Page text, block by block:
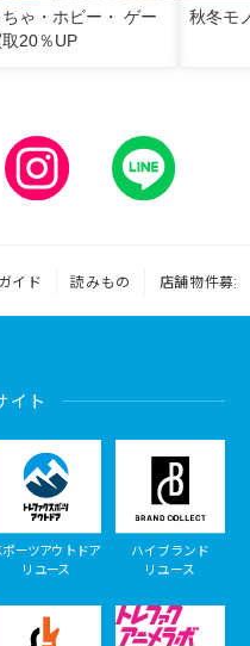
ゃ・ホビー・ ゲー
20％UP
秋冬モ
イド 読みもの 店舗物件募集
イト
ポーツアウトドア
リユース
ハイブランド
リユース